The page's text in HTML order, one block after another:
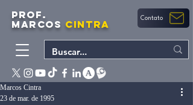
PROF.
MARCOS CINTRA Contato
Marcos Cintra
23 de mar. de 1995